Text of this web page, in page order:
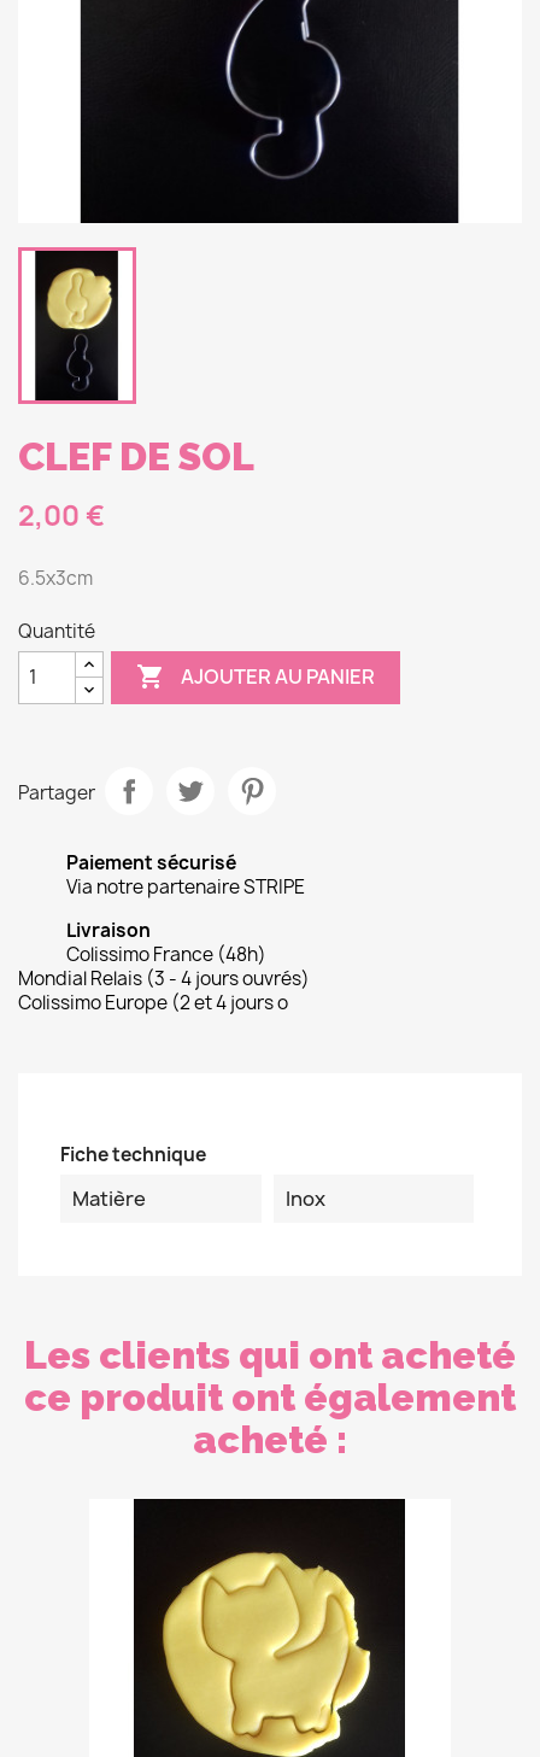
CLEF DE SOL
2,00 €
6.5x3cm
Quantité
 AJOUTER AU PANIER
Partager
Paiement sécurisé
Via notre partenaire STRIPE
Livraison
Colissimo France (48h)
Mondial Relais (3 - 4 jours ouvrés)
Colissimo Europe (2 et 4 jours o
Fiche technique
Matière Inox
Les clients qui ont acheté
ce produit ont également
acheté :